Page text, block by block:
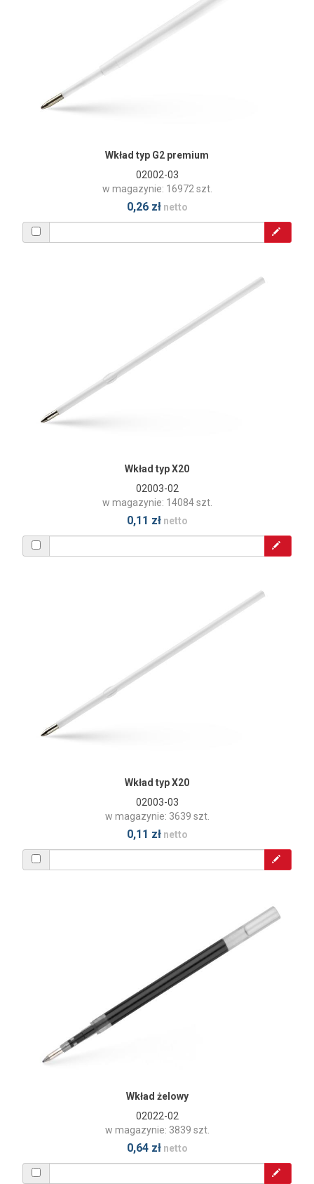
Wkład typ G2 premium
02002-03
w magazynie: 16972 szt.
0,26 złnetto
Wkład typ X20
02003-02
w magazynie: 14084 szt.
0,11 złnetto
Wkład typ X20
02003-03
w magazynie: 3639 szt.
0,11 złnetto
Wkład żelowy
02022-02
w magazynie: 3839 szt.
0,64 złnetto